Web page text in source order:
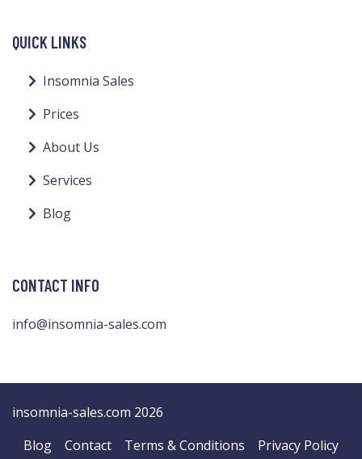
QUICK LINKS
Insomnia Sales
Prices
About Us
Services
Blog
CONTACT INFO
info@insomnia-sales.com
insomnia-sales.com 2026
Blog
Contact Terms & Conditions
Privacy Policy